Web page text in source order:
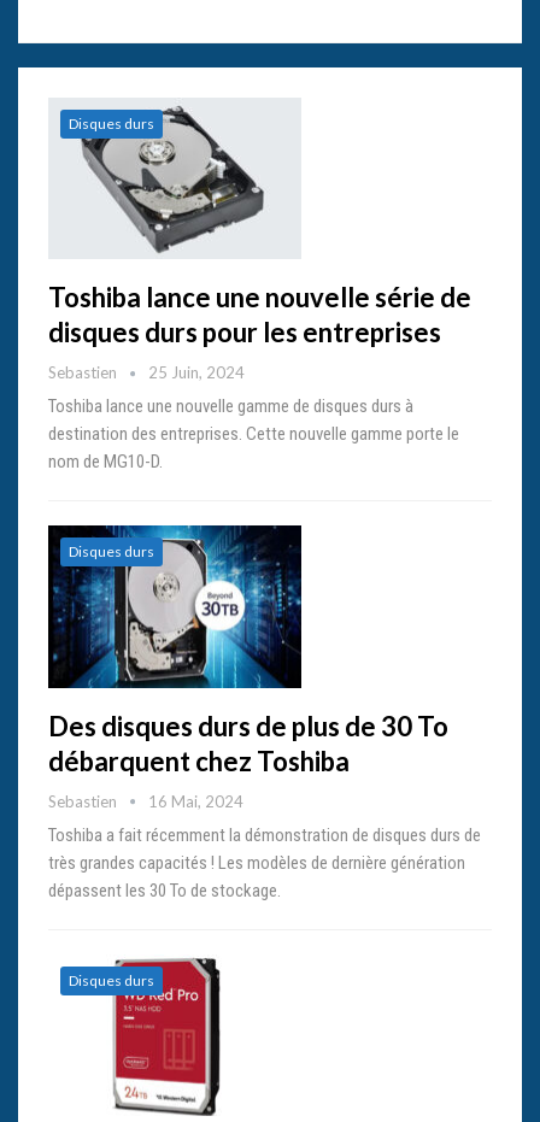
Disques durs
Toshiba lance une nouvelle série de
disques durs pour les entreprises
Sebastien 25 Juin, 2024
Toshiba lance une nouvelle gamme de disques durs à
destination des entreprises. Cette nouvelle gamme porte le
nom de MG10-D.
Disques durs
Des disques durs de plus de 30 To
débarquent chez Toshiba
Sebastien 16 Mai, 2024
Toshiba a fait récemment la démonstration de disques durs de
très grandes capacités ! Les modèles de dernière génération
dépassent les 30 To de stockage.
Disques durs